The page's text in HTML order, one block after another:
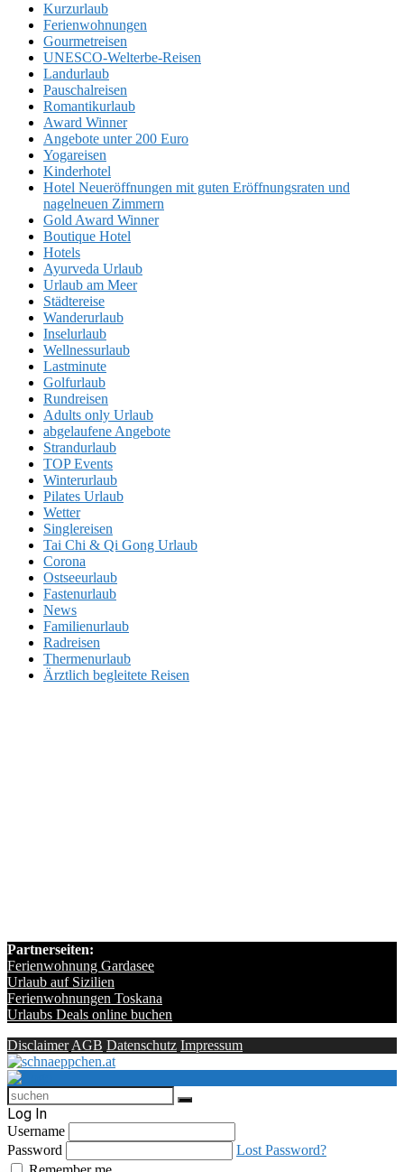
Kurzurlaub
Ferienwohnungen
Gourmetreisen
UNESCO-Welterbe-Reisen
Landurlaub
Pauschalreisen
Romantikurlaub
Award Winner
Angebote unter 200 Euro
Yogareisen
Kinderhotel
Hotel Neueröffnungen mit guten Eröffnungsraten und
nagelneuen Zimmern
Gold Award Winner
Boutique Hotel
Hotels
Ayurveda Urlaub
Urlaub am Meer
Städtereise
Wanderurlaub
Inselurlaub
Wellnessurlaub
Lastminute
Golfurlaub
Rundreisen
Adults only Urlaub
abgelaufene Angebote
Strandurlaub
TOP Events
Winterurlaub
Pilates Urlaub
Wetter
Singlereisen
Tai Chi & Qi Gong Urlaub
Corona
Ostseeurlaub
Fastenurlaub
News
Familienurlaub
Radreisen
Thermenurlaub
Ärztlich begleitete Reisen
Partnerseiten:
Ferienwohnung Gardasee
Urlaub auf Sizilien
Ferienwohnungen Toskana
Urlaubs Deals online buchen
Disclaimer AGB Datenschutz Impressum
Log In
Username
Password
Lost Password?